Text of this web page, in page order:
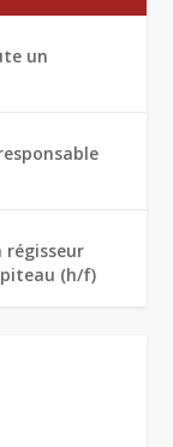
un
régisseur
(h/f)